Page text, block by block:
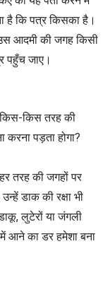
है कि पत्र किसका है।
आदमी की जगह किसी
पहुँच जाए।
किस तरह की
करना पड़ता होगा?
तरह की जगहों पर
डाक की रक्षा भी
लुटेरों या जंगली
आने का डर हमेशा बना